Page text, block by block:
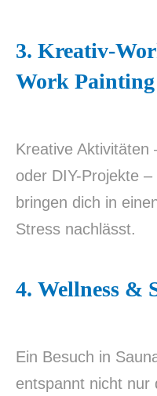
3. Kreativ-
Work Painting
Kreative Aktivitäten
oder DIY-Projekte
bringen dich in
Stress nachlässt.
4. Wellness &
Ein Besuch in
entspannt nicht nur